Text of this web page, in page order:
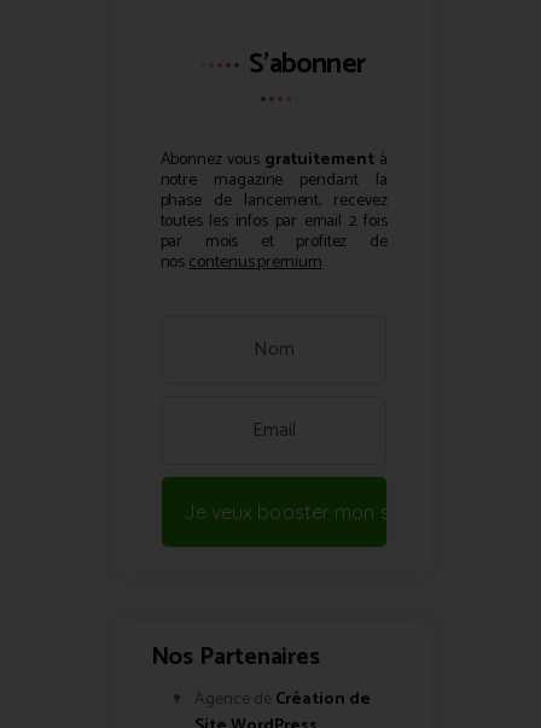
S'abonner
Abonnez vous gratuitementà
notre magazine pendant la
phase de lancement, recevez
toutes les infos par email 2 fois
par mois et profitez de
noscontenus premium.
Je veux booster mon site !
Nos Partenaires
Agence de Création de